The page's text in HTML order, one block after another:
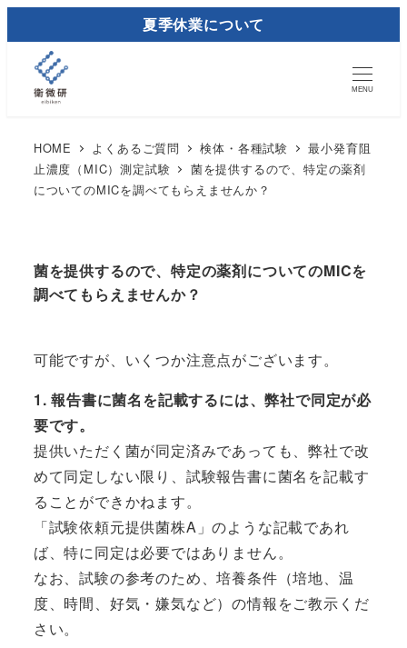
イ
夏季休業について
MENU
HOME よくあるご質問 検体・各種試験
最小発育阻
止濃度（MIC）測定試験
菌を提供するので、特定の薬剤
についてのMICを調べてもらえませんか？
菌を提供するので、特定の薬剤についてのMICを
調べてもらえませんか？
可能ですが、いくつか注意点がございます。
1. 報告書に菌名を記載するには、弊社で同定が必
要です。
提供いただく菌が同定済みであっても、弊社で改
めて同定しない限り、試験報告書に菌名を記載す
ることができかねます。
「試験依頼元提供菌株A」のような記載であれ
ば、特に同定は必要ではありません。
なお、試験の参考のため、培養条件（培地、温
度、時間、好気・嫌気など）の情報をご教示くだ
さい。